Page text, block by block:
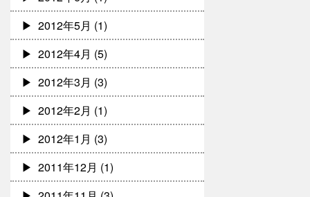
2012年5月 (1)
2012年4月 (5)
2012年3月 (3)
2012年2月 (1)
2012年1月 (3)
2011年12月 (1)